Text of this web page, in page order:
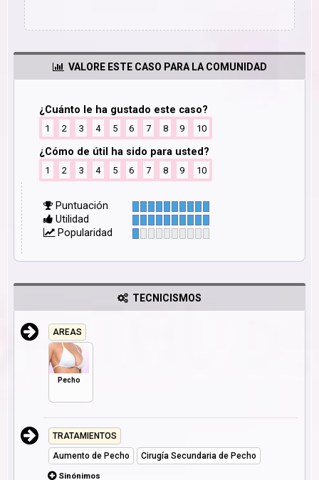
VALORE ESTE CASO PARA LA COMUNIDAD
¿Cuánto le ha gustado este caso?
1 2 3 4 5 6 7 8 9 10
¿Cómo de útil ha sido para usted?
1 2 3 4 5 6 7 8 9 10
Puntuación
Utilidad
Popularidad
TECNICISMOS
AREAS
Pecho
TRATAMIENTOS
Aumento de Pecho
Cirugía Secundaria de Pecho
Sinónimos